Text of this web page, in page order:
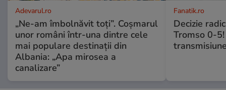
Adevarul.ro
„Ne-am îmbolnăvit toți”. Coșmarul
unor români într-una dintre cele
mai populare destinații din
Albania: „Apa mirosea a
canalizare”
Fanatik.ro
Decizie
Tromso 0-